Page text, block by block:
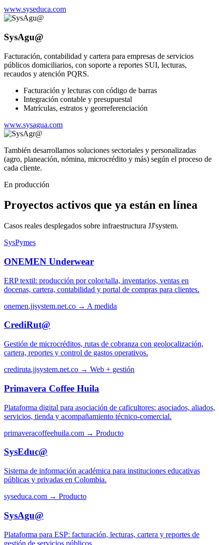
www.syseduca.com
SysAgu@
Facturación, contabilidad y cartera para empresas de servicios
públicos domiciliarios, con soporte a reportes SUI, lecturas,
recaudos y atención PQRS.
Facturación y lecturas con código de barras
Integración contable y presupuestal
Matrículas, estratos y georreferenciación
www.sysagua.com
También desarrollamos soluciones sectoriales y personalizadas
(agro, planeación, nómina, microcrédito y más) según el proceso de
cada cliente.
En producción
Proyectos activos que ya están en línea
Casos reales desplegados sobre infraestructura JJ'system.
SysPymes
ONEMEN Underwear
ERP textil: producción por color/talla, inventarios, ventas en
docenas, cartera, contabilidad y portal de compras para clientes.
onemen.jjsystem.net.co → A medida
CrediRut@
Gestión de microcréditos, rutas de cobranza con geolocalización,
cartera, reportes y control de gastos operativos.
crediruta.jjsystem.net.co → Web + gestión
Primavera Coffee Huila
Plataforma digital para asociación de caficultores: asociados, aliados,
servicios, tienda y acompañamiento técnico-comercial.
primaveracoffeehuila.com → Producto
SysEduc@
Sistema de información académica para instituciones educativas
públicas y privadas en Colombia.
syseduca.com → Producto
SysAgu@
Plataforma para ESP: facturación, lecturas, cartera y reportes de
gestión de servicios públicos.